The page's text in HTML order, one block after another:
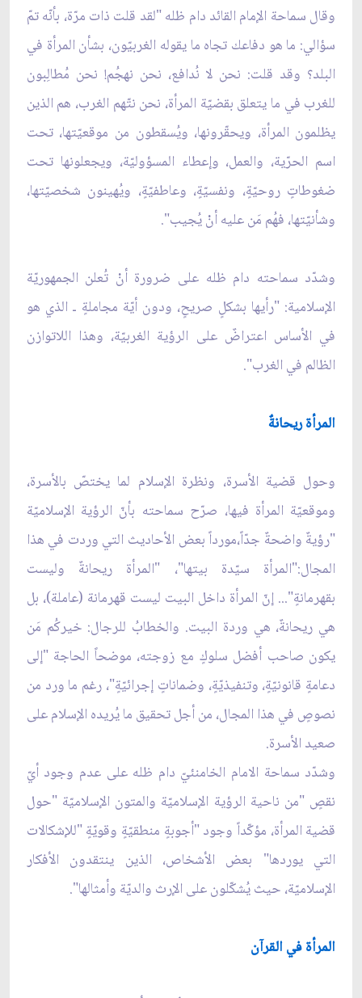
وقال سماحة الإمام القائد دام ظله "لقد قلت ذات مرّة، بأنّه تمّ
سؤالي: ما هو دفاعك تجاه ما يقوله الغربيّون، بشأن المرأة في
البلد؟ وقد قلت: نحن لا نُدافع، نحن نهجُم! نحن مُطالِبون
للغرب في ما يتعلق بقضيّة المرأة، نحن نتّهم الغرب، هم الذين
يظلمون المرأة، ويحقّرونها، ويُسقطون من موقعيّتها، تحت
اسم الحرّية، والعمل، وإعطاء المسؤوليّة، ويجعلونها تحت
ضغوطاتٍ روحيّةٍ، ونفسيّةٍ، وعاطفيّةٍ، ويُهينون شخصيّتها،
وشأنيّتها، فهُم مَن عليه أنْ يُجيب".
وشدّد سماحته دام ظله على ضرورة أنْ تُعلن الجمهوريّة
الإسلامية: "رأيها بشكلٍ صريحٍ، ودون أيّة مجاملةٍ ـ الذي هو
في الأساس اعتراضٌ على الرؤية الغربيّة، وهذا اللاتوازن
الظالم في الغرب".
المرأة ريحانةٌ
وحول قضية الأسرة، ونظرة الإسلام لما يختصّ بالأسرة،
وموقعيّة المرأة فيها، صرّح سماحته بأنّ الرؤية الإسلاميّة
"رؤيةٌ واضحةٌ جدّاً،مورداً بعض الأحاديث التي وردت في هذا
المجال:"المرأة سيّدة بيتها"، "المرأة ريحانةٌ وليست
بقهرمانةٍ"... إنّ المرأة داخل البيت ليست قهرمانة (عاملة)، بل
هي ريحانةٌ، هي وردة البيت. والخطابُ للرجال: خيركُم مَن
يكون صاحب أفضل سلوكٍ مع زوجته، موضحاً الحاجة "إلى
دعامةٍ قانونيّةٍ، وتنفيذيّةٍ، وضماناتٍ إجرائيّةٍ"، رغم ما ورد من
نصوصٍ في هذا المجال، من أجل تحقيق ما يُريده الإسلام على
صعيد الأسرة.
وشدّد سماحة الامام الخامنئيّ دام ظله على عدم وجود أيّ
نقصٍ "من ناحية الرؤية الإسلاميّة والمتون الإسلاميّة "حول
قضية المرأة، مؤكّداً وجود "أجوبةٍ منطقيّةٍ وقويّةٍ "للإشكالات
التي يوردها" بعض الأشخاص، الذين ينتقدون الأفكار
الإسلاميّة، حيث يُشكّلون على الإرث والديّة وأمثالها".
المرأة في القرآن